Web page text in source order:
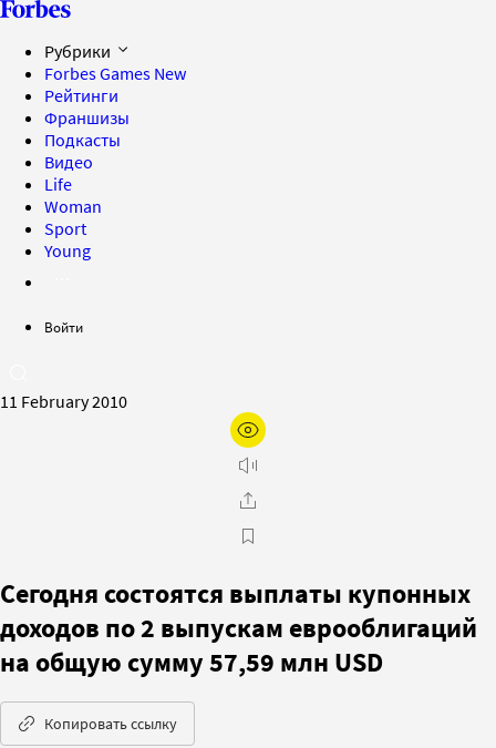
Рубрики
Forbes Games New
Рейтинги
Франшизы
Подкасты
Видео
Life
Woman
Sport
Young
Войти
11 February 2010
Сегодня состоятся выплаты купонных
доходов по 2 выпускам еврооблигаций
на общую сумму 57,59 млн USD
Копировать ссылку